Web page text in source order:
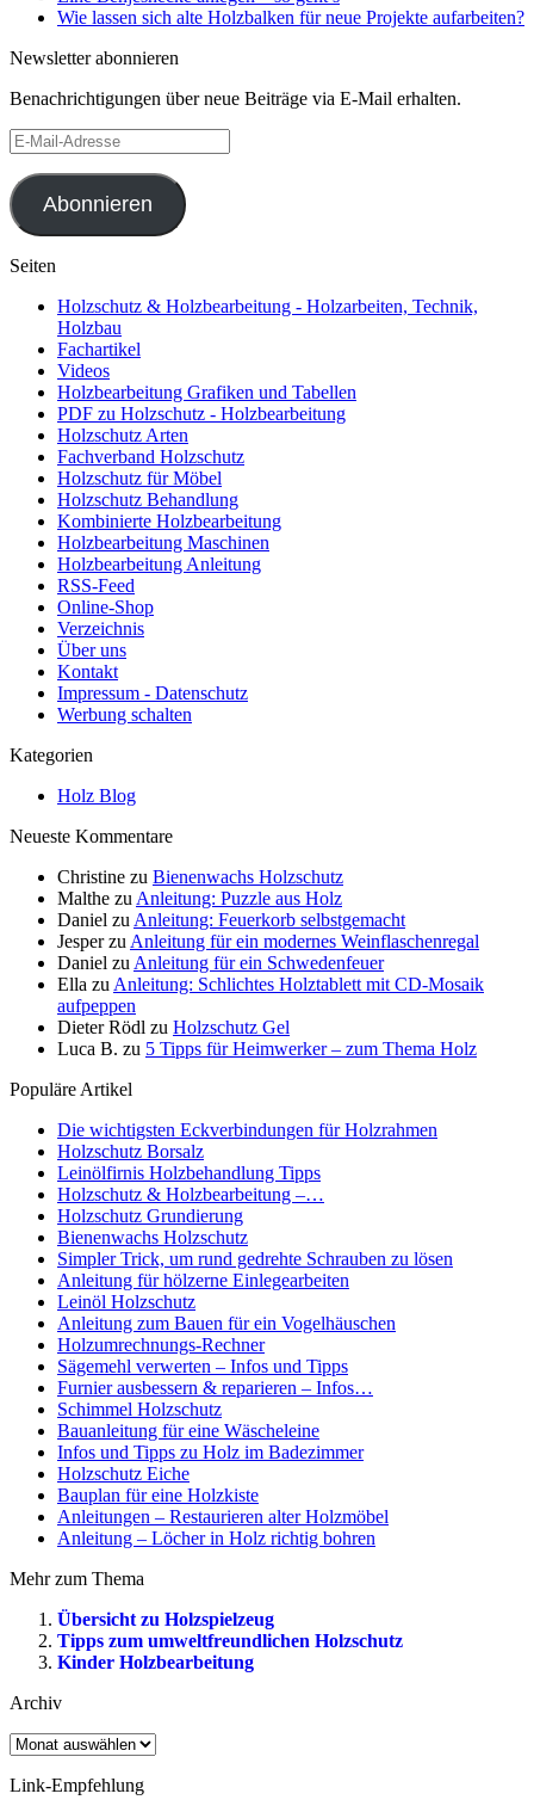
Wie lassen sich alte Holzbalken für neue Projekte aufarbeiten?
Newsletter abonnieren
Benachrichtigungen über neue Beiträge via E-Mail erhalten.
E-
Mail-
Adresse
Abonnieren
Seiten
Holzschutz & Holzbearbeitung - Holzarbeiten, Technik,
Holzbau
Fachartikel
Videos
Holzbearbeitung Grafiken und Tabellen
PDF zu Holzschutz - Holzbearbeitung
Holzschutz Arten
Fachverband Holzschutz
Holzschutz für Möbel
Holzschutz Behandlung
Kombinierte Holzbearbeitung
Holzbearbeitung Maschinen
Holzbearbeitung Anleitung
RSS-Feed
Online-Shop
Verzeichnis
Über uns
Kontakt
Impressum - Datenschutz
Werbung schalten
Kategorien
Holz Blog
Neueste Kommentare
Christine zu Bienenwachs Holzschutz
Malthe zuAnleitung: Puzzle aus Holz
Daniel zuAnleitung: Feuerkorb selbstgemacht
JesperzuAnleitung für ein modernes Weinflaschenregal
Daniel zuAnleitung für ein Schwedenfeuer
Ella zuAnleitung: Schlichtes Holztablett mit CD-Mosaik
aufpeppen
Dieter Rödl zu Holzschutz Gel
Luca B. zu 5 Tipps für Heimwerker – zum Thema Holz
Populäre Artikel
Die wichtigsten Eckverbindungen für Holzrahmen
Holzschutz Borsalz
Leinölfirnis Holzbehandlung Tipps
Holzschutz & Holzbearbeitung –…
Holzschutz Grundierung
Bienenwachs Holzschutz
Simpler Trick, um rund gedrehte Schrauben zu lösen
Anleitung für hölzerne Einlegearbeiten
Leinöl Holzschutz
Anleitung zum Bauen für ein Vogelhäuschen
Holzumrechnungs-Rechner
Sägemehl verwerten – Infos und Tipps
Furnier ausbessern & reparieren – Infos…
Schimmel Holzschutz
Bauanleitung für eine Wäscheleine
Infos und Tipps zu Holz im Badezimmer
Holzschutz Eiche
Bauplan für eine Holzkiste
Anleitungen – Restaurieren alter Holzmöbel
Anleitung – Löcher in Holz richtig bohren
Mehr zum Thema
Übersicht zu Holzspielzeug
Tipps zum umweltfreundlichen Holzschutz
Kinder Holzbearbeitung
Archiv
Archiv
Link-Empfehlung